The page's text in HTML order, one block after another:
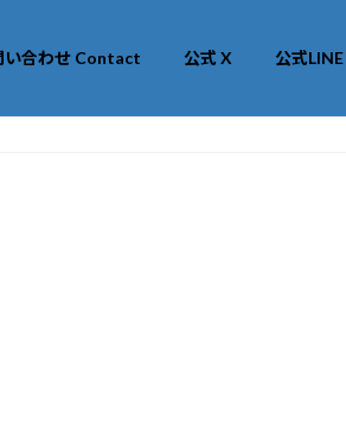
い合わせ Contact 公式 X 公式LINE